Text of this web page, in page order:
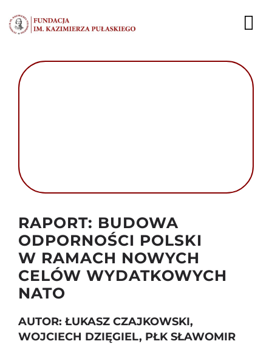
do
zawartości
FUNDACJA
KARIERA
KONTAKT
Szukaj
RAPORT: BUDOWA
ODPORNOŚCI POLSKI
W RAMACH NOWYCH
CELÓW WYDATKOWYCH
NATO
AUTOR: ŁUKASZ CZAJKOWSKI,
WOJCIECH DZIĘGIEL, PŁK SŁAWOMIR